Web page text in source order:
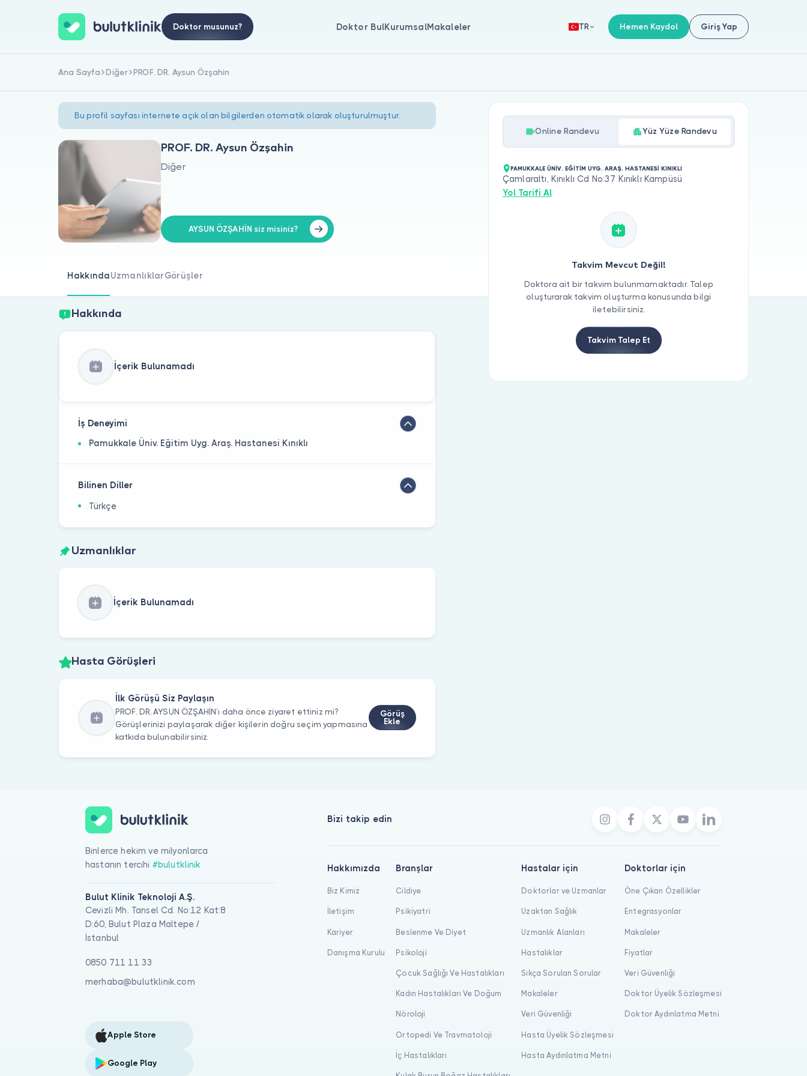
Doktor musunuz? Doktor BulKurumsalMakaleler TR Hemen Kaydol Giriş Yap
Ana Sayfa Diğer PROF. DR. Aysun Özşahin
Bu profil sayfası internete açık olan bilgilerden otomatik olarak oluşturulmuştur.
PROF. DR. Aysun Özşahin
Diğer
AYSUN ÖZŞAHİN siz misiniz?
HakkındaUzmanlıklarGörüşler
Hakkında
İçerik Bulunamadı
İş Deneyimi
Pamukkale Üniv. Eğitim Uyg. Araş. Hastanesi Kınıklı
Bilinen Diller
Türkçe
Uzmanlıklar
İçerik Bulunamadı
Hasta Görüşleri
İlk Görüşü Siz Paylaşın
PROF. DR. AYSUN ÖZŞAHİN’ı daha önce ziyaret ettiniz mi?
Görüşlerinizi paylaşarak diğer kişilerin doğru seçim yapmasına
katkıda bulunabilirsiniz.
Görüş
Ekle
Online Randevu Yüz Yüze Randevu
PAMUKKALE ÜNİV. EĞİTİM UYG. ARAŞ. HASTANESİ KINIKLI
Çamlaraltı, Kınıklı Cd No:37 Kınıklı Kampüsü
Yol Tarifi Al
Takvim Mevcut Değil!
Doktora ait bir takvim bulunmamaktadır. Talep
oluşturarak takvim oluşturma konusunda bilgi
iletebilirsiniz.
Takvim Talep Et
Binlerce hekim ve milyonlarca
hastanın tercihi #bulutklinik
Bulut Klinik Teknoloji A.Ş.
Cevizli Mh. Tansel Cd. No:12 Kat:8
D:60, Bulut Plaza Maltepe /
İstanbul
0850 711 11 33
merhaba@bulutklinik.com
Apple Store
Google Play
Bizi takip edin
Hakkımızda
Biz Kimiz
İletişim
Kariyer
Danışma Kurulu
Branşlar
Cildiye
Psikiyatri
Beslenme Ve Diyet
Psikoloji
Çocuk Sağlığı Ve Hastalıkları
Kadın Hastalıkları Ve Doğum
Nöroloji
Ortopedi Ve Travmatoloji
İç Hastalıkları
Hastalar için
Doktorlar ve Uzmanlar
Uzaktan Sağlık
Uzmanlık Alanları
Hastalıklar
Sıkça Sorulan Sorular
Makaleler
Veri Güvenliği
Hasta Üyelik Sözleşmesi
Hasta Aydınlatma Metni
Doktorlar için
Öne Çıkan Özellikler
Entegrasyonlar
Makaleler
Fiyatlar
Veri Güvenliği
Doktor Üyelik Sözleşmesi
Doktor Aydınlatma Metni